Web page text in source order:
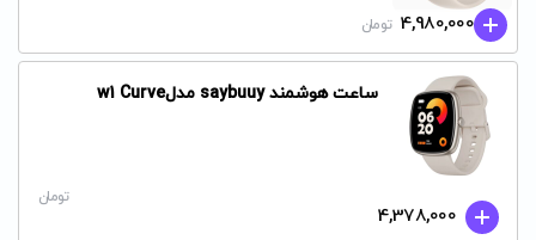
4,980,000 تومان
ساعت هوشمند saybuuy مدلw1 Curve
4,378,000
تومان